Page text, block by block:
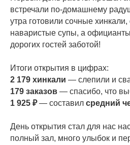
встречали по-домашнему
утра готовили сочные
наваристые супы, а
дорогих гостей заботой!
Итоги открытия в цифрах:
2 179 хинкали — слепили и
179 заказов — спасибо, что
1 925 ₽— составил средний
День открытия стал для нас
полный зал, много улыбок и